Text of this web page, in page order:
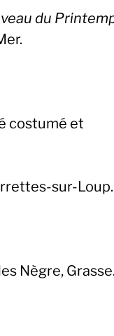
du
costumé et
sur-Loup.
Nègre,